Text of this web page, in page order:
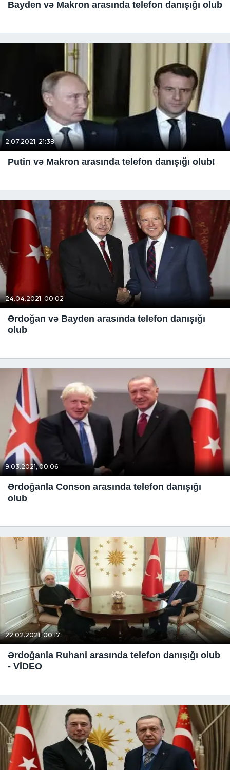
Bayden və Makron arasında telefon danışığı olub
2.07.2021, 21:38
Putin və Makron arasında telefon danışığı olub!
24.04.2021, 00:02
Ərdoğan və Bayden arasında telefon danışığı
olub
9.03.2021, 00:06
Ərdoğanla Conson arasında telefon danışığı
olub
22.02.2021, 00:17
Ərdoğanla Ruhani arasında telefon danışığı olub
- VİDEO